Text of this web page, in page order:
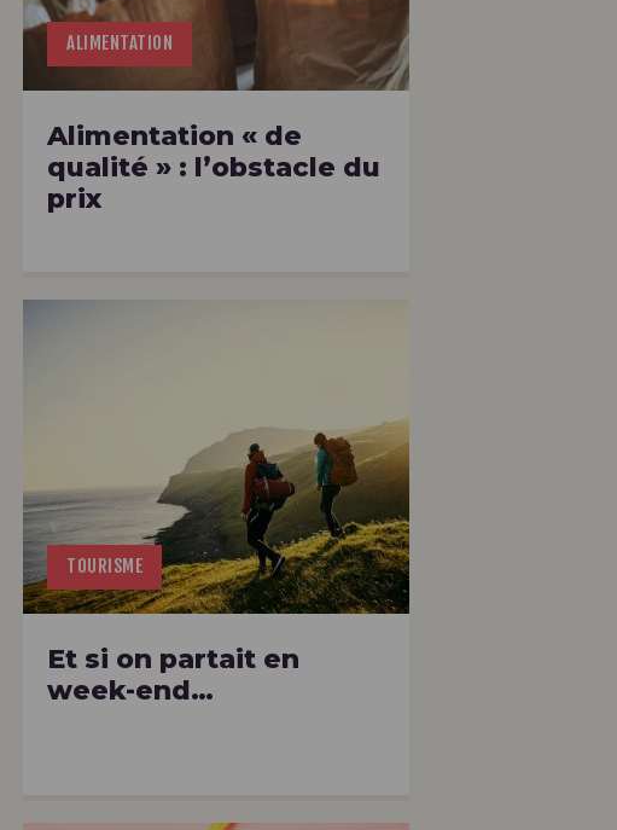
ALIMENTATION
Alimentation « de
qualité » : l’obstacle du
prix
TOURISME
Et si on partait en
week-end…